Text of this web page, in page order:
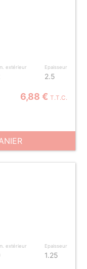
extérieur Epaisseur
2.5
6,88 € T.T.C.
extérieur Epaisseur
1.25